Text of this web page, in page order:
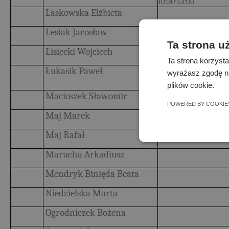
Laskowska Elżbieta
Lesiak Jarosław
Lisiecki Wojciech
Łukasik Paweł
24 luty 10-12.35
Macioszek Sławomir
Maj Marek
Maj Rafał
Marucha Arkadiusz
Mendryk Binięda Beata
Niedzielska Marta
Ogrodniczek Bożena
Ta strona
Ta strona
wyrażasz zgodę
plików cookie.
POWERED BY